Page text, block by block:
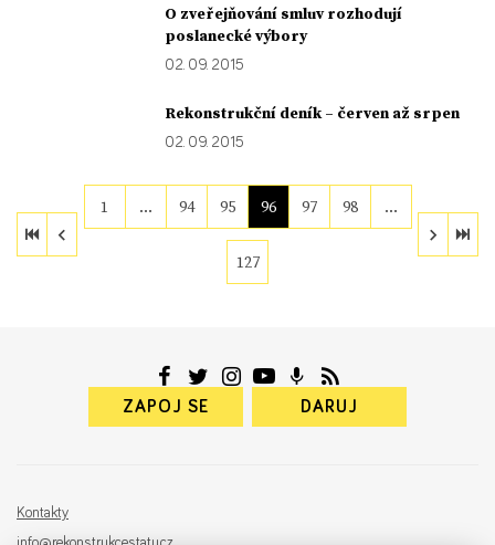
O zveřejňování smluv rozhodují
poslanecké výbory
02. 09. 2015
Rekonstrukční deník – červen až srpen
02. 09. 2015
1 … 94 95 96 97 98 …
127
ZAPOJ SE DARUJ
Kontakty